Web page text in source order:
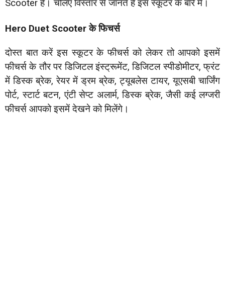
Scooter है। चलिए विस्तार से जानते हैं इस स्कूटर के बारे में।
Hero Duet Scooter के फिचर्स
दोस्त बात करें इस स्कूटर के फीचर्स को लेकर तो आपको इसमें
फीचर्स के तौर पर डिजिटल इंस्ट्रूमेंट, डिजिटल स्पीडोमीटर, फ्रंट
में डिस्क ब्रेक, रेयर में ड्रम ब्रेक, ट्यूबलेस टायर, यूएसबी चार्जिंग
पोर्ट, स्टार्ट बटन, एंटी सेप्ट अलार्म, डिस्क ब्रेक, जैसी कई लग्जरी
फीचर्स आपको इसमें देखने को मिलेंगे।